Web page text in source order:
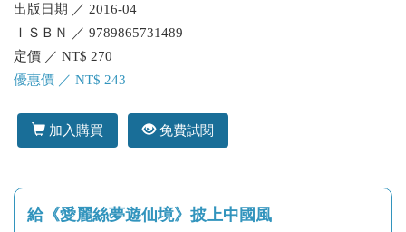
出版日期 ／ 2016-04
ＩＳＢＮ ／ 9789865731489
定價 ／ NT$ 270
優惠價 ／ NT$ 243
加入購買 免費試閱
給《愛麗絲夢遊仙境》披上中國風